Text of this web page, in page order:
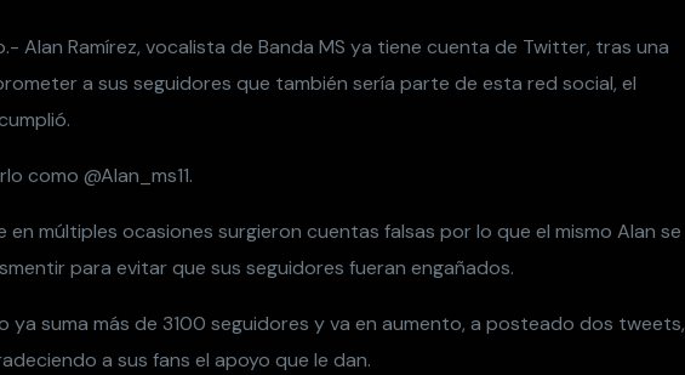
Alan Ramírez, vocalista de Banda MS ya tiene cuenta de Twitter, tras una
a sus seguidores que también sería parte de esta red social, el
como @Alan_ms11.
en múltiples ocasiones surgieron cuentas falsas por lo que el mismo Alan se
para evitar que sus seguidores fueran engañados.
ya suma más de 3100 seguidores y va en aumento, a posteado dos tweets,
a sus fans el apoyo que le dan.